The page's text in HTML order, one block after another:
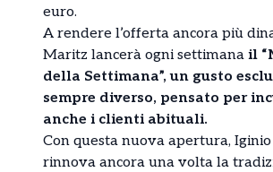
euro.
A rendere l’offerta ancora più
Maritz lancerà ogni settimana il
della Settimana”, un gusto
sempre diverso, pensato per
anche i clienti abituali.
Con questa nuova apertura,
rinnova ancora una volta la